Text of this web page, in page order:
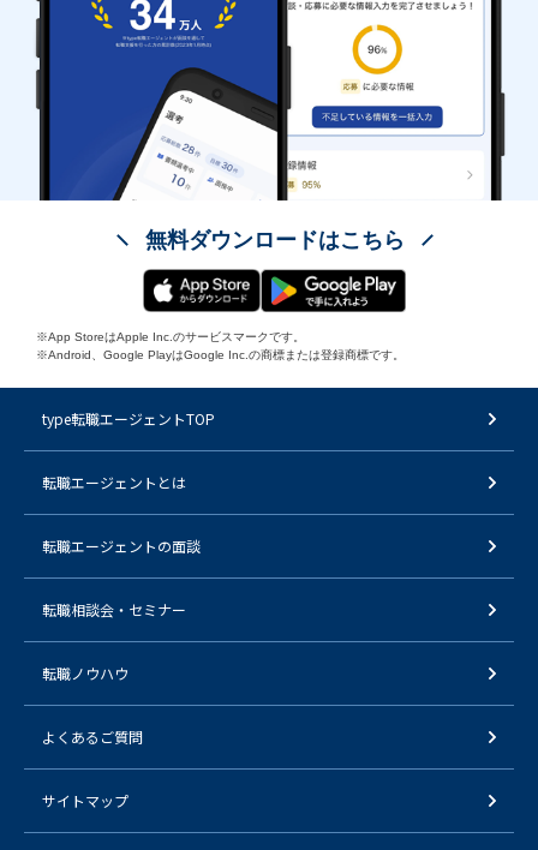
無料ダウンロードはこちら
※App StoreはApple Inc.のサービスマークです。
※Android、Google PlayはGoogle Inc.の商標または登録商標です。
type転職エージェントTOP
転職エージェントとは
転職エージェントの面談
転職相談会・セミナー
転職ノウハウ
よくあるご質問
サイトマップ